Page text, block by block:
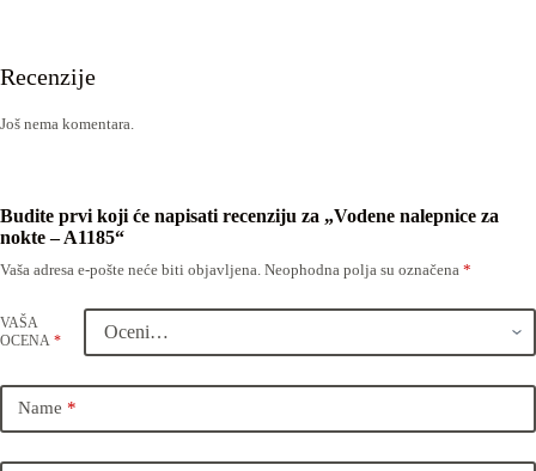
Recenzije
Još nema komentara.
Budite prvi koji će napisati recenziju za „Vodene nalepnice za
nokte – A1185“
Vaša adresa e-pošte neće biti objavljena. Neophodna polja su označena *
VAŠA
OCENA *
Name *